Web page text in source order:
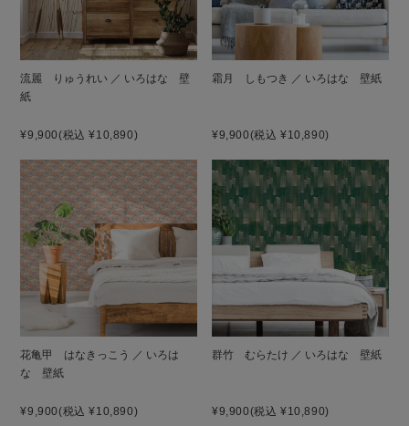
流麗 りゅうれい ／ いろはな 壁
紙
¥9,900(税込 ¥10,890)
霜月 しもつき ／ いろはな 壁紙
¥9,900(税込 ¥10,890)
花亀甲 はなきっこう ／ いろは
な 壁紙
¥9,900(税込 ¥10,890)
群竹 むらたけ ／ いろはな 壁紙
¥9,900(税込 ¥10,890)